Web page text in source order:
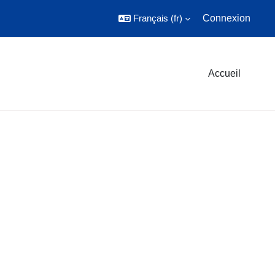
Français ‎(fr)‎ Connexion
Accueil